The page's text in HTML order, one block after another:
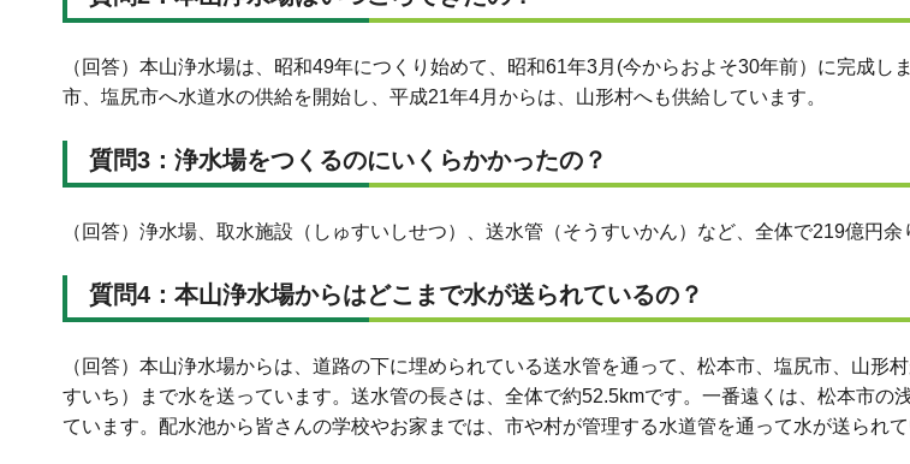
（回答）本山浄水場は、昭和49年につくり始めて、昭和61年3月(今からおよそ30年前）に完成し
市、塩尻市へ水道水の供給を開始し、平成21年4月からは、山形村へも供給しています。
質問3：浄水場をつくるのにいくらかかったの？
（回答）浄水場、取水施設（しゅすいしせつ）、送水管（そうすいかん）など、全体で219億円余
質問4：本山浄水場からはどこまで水が送られているの？
（回答）本山浄水場からは、道路の下に埋められている送水管を通って、松本市、塩尻市、山形
すいち）まで水を送っています。送水管の長さは、全体で約52.5kmです。一番遠くは、松本市の
ています。配水池から皆さんの学校やお家までは、市や村が管理する水道管を通って水が送られて